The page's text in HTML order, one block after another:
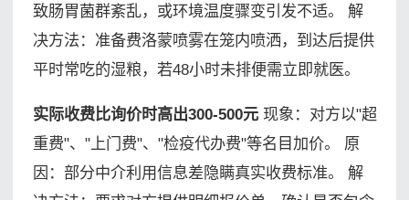
致肠胃菌群紊乱，或环境温度骤变引发不适。 解
决方法：准备费洛蒙喷雾在笼内喷洒，到达后提供
平时常吃的湿粮，若48小时未排便需立即就医。
实际收费比询价时高出300-500元现象：对方以"超
重费"、"上门费"、"检疫代办费"等名目加价。 原
因：部分中介利用信息差隐瞒真实收费标准。 解